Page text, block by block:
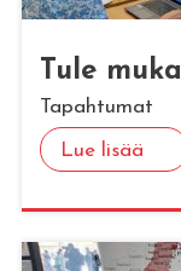
Tule
Tapahtumat
Lue lisää